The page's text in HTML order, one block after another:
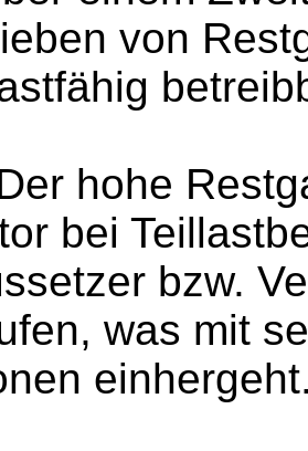
von
hohe
bei
bzw.
was mit